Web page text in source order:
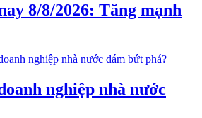
8/8/2026: Tăng mạnh
nghiệp nhà nước